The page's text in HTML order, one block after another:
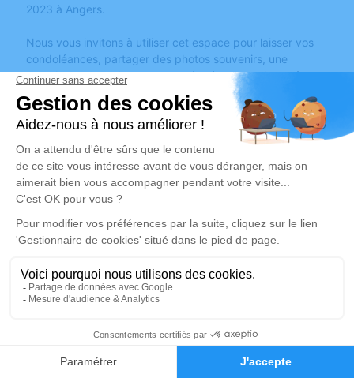
Faire-part Hommages
2023 à Angers.
Nous vous invitons à utiliser cet espace pour laisser vos
condoléances, partager des photos souvenirs, une
anecdote ou exprimer vos pensées à travers des poèmes
ou des textes. Cet endroit est un lieu d'expression dédié à
honorer la mémoire d’Andrée GENDRON.
Un service de plantation d’arbre hommage estdisponible
mercredi 15 février 2023 à 14h30
Église de Lasse
49490 Lasse
Je rends hommage